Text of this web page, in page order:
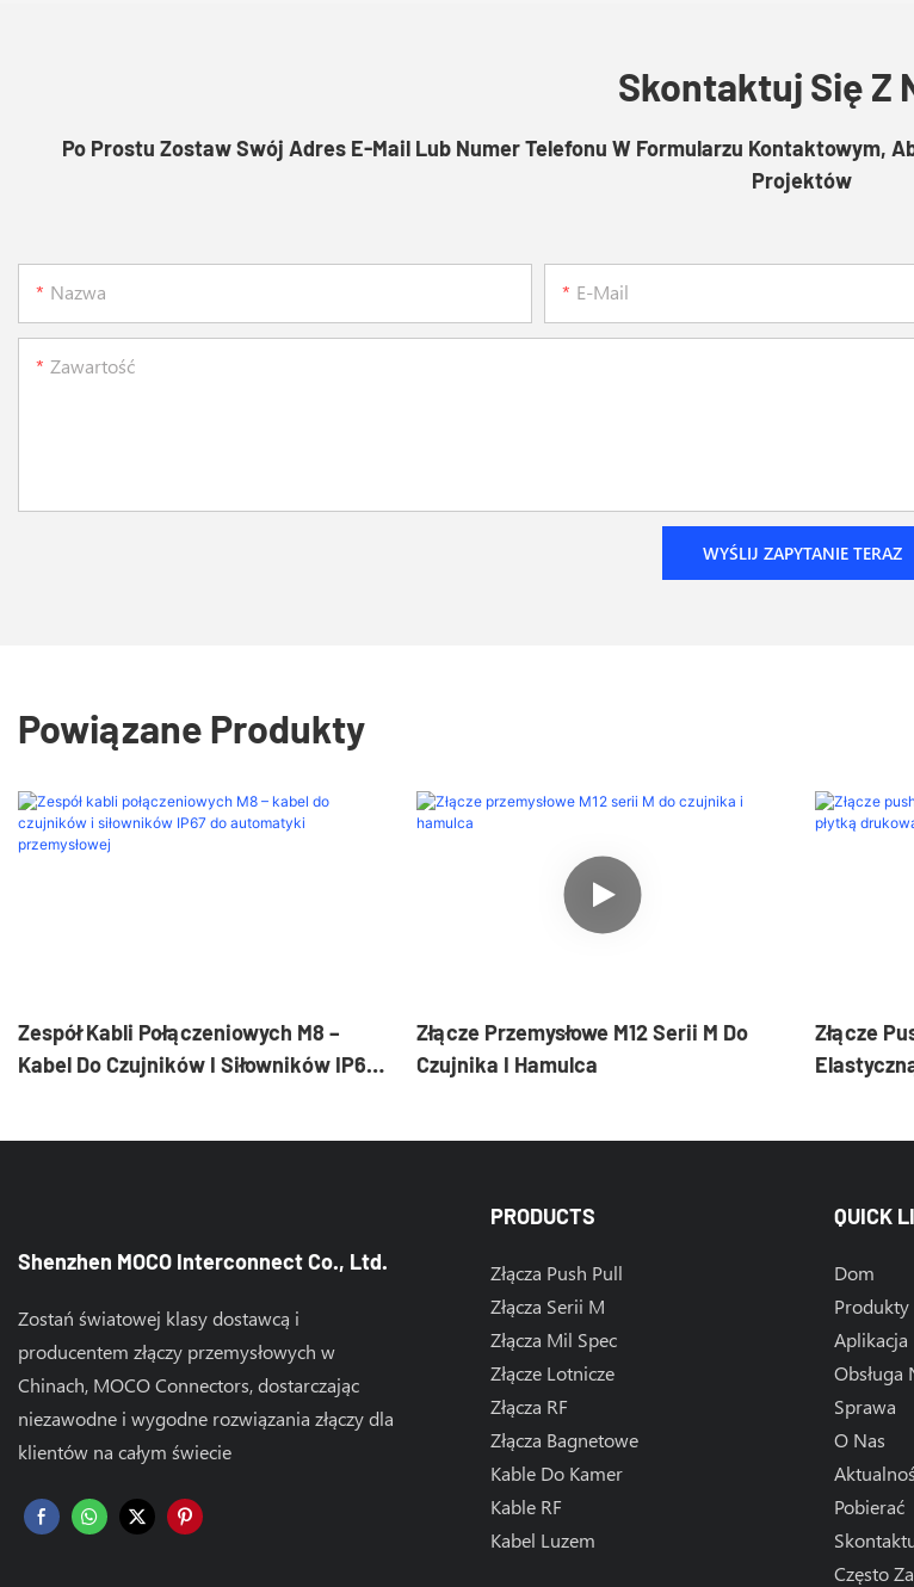
Skontaktuj Się Z
Po Prostu Zostaw Swój Adres E-Mail Lub Numer Telefonu W Formularzu Kontaktowym,
Projektów
Nazwa E-Mail
Zawartość
WYŚLIJ ZAPYTANIE TERAZ
Powiązane Produkty
Zespół Kabli Połączeniowych M8 –
Kabel Do Czujników I Siłowników IP67
Złącze Przemysłowe M12 Serii M Do
Czujnika I Hamulca
Złącze
Shenzhen MOCO Interconnect Co., Ltd.
Zostań światowej klasy dostawcą i
producentem złączy przemysłowych w
Chinach, MOCO Connectors, dostarczając
niezawodne i wygodne rozwiązania złączy dla
klientów na całym świecie
PRODUCTS
Złącza Push Pull
Złącza Serii M
Złącza Mil Spec
Złącze Lotnicze
Złącza RF
Złącza Bagnetowe
Kable Do Kamer
Kable RF
Kabel Luzem
QUICK
Dom
Produkty
Aplikacja
Obsługa
Sprawa
O Nas
Pobierać
Często